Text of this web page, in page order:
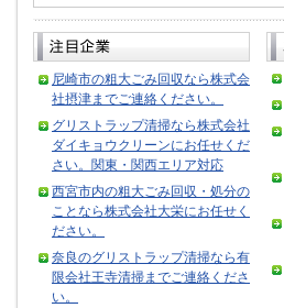
尼崎市の粗大ごみ回収なら株式会
社摂津までご連絡ください。
グリストラップ清掃なら株式会社
ダイキョウクリーンにお任せくだ
さい。関東・関西エリア対応
西宮市内の粗大ごみ回収・処分の
ことなら株式会社大栄にお任せく
ださい。
奈良のグリストラップ清掃なら有
限会社王寺清掃までご連絡くださ
い。